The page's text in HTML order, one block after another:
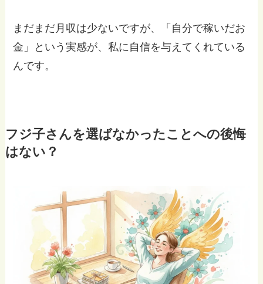
まだまだ月収は少ないですが、「自分で稼いだお
金」という実感が、私に自信を与えてくれている
んです。
フジ子さんを選ばなかったことへの後悔
はない？